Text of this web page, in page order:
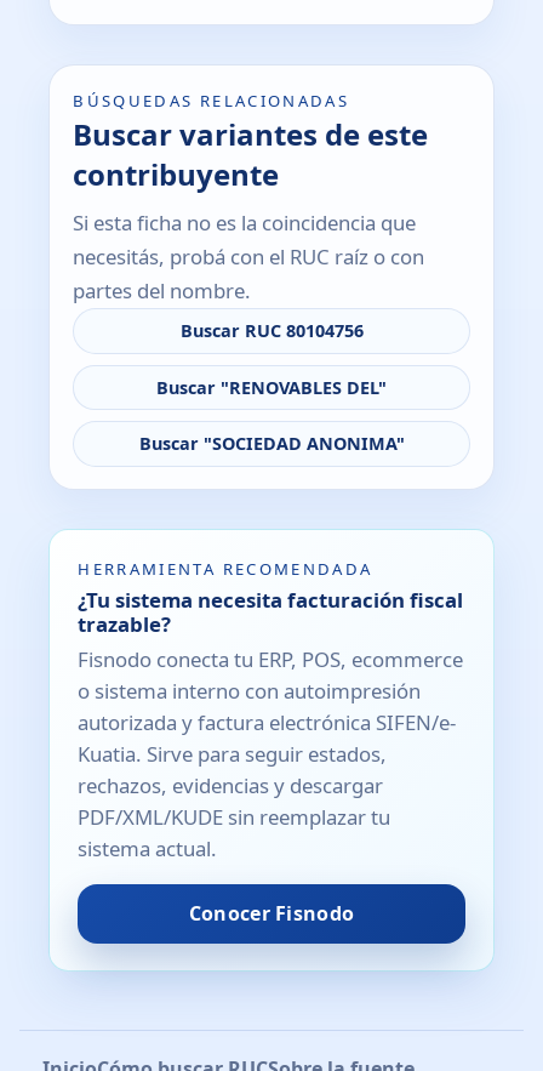
BÚSQUEDAS RELACIONADAS
Buscar variantes de este
contribuyente
Si esta ficha no es la coincidencia que
necesitás, probá con el RUC raíz o con
partes del nombre.
Buscar RUC 80104756
Buscar "RENOVABLES DEL"
Buscar "SOCIEDAD ANONIMA"
HERRAMIENTA RECOMENDADA
¿Tu sistema necesita facturación fiscal
trazable?
Fisnodo conecta tu ERP, POS, ecommerce
o sistema interno con autoimpresión
autorizada y factura electrónica SIFEN/e-
Kuatia. Sirve para seguir estados,
rechazos, evidencias y descargar
PDF/XML/KUDE sin reemplazar tu
sistema actual.
Conocer Fisnodo